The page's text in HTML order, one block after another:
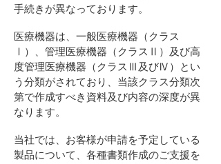
手続きが異なっております。
医療機器は、一般医療機器（クラス
Ⅰ）、管理医療機器（クラスⅡ）及び高
度管理医療機器（クラスⅢ及びⅣ）とい
う分類がされており、当該クラス分類次
第で作成すべき資料及び内容の深度が異
なります。
当社では、お客様が申請を予定している
製品について、 各種書類作成のご支援を